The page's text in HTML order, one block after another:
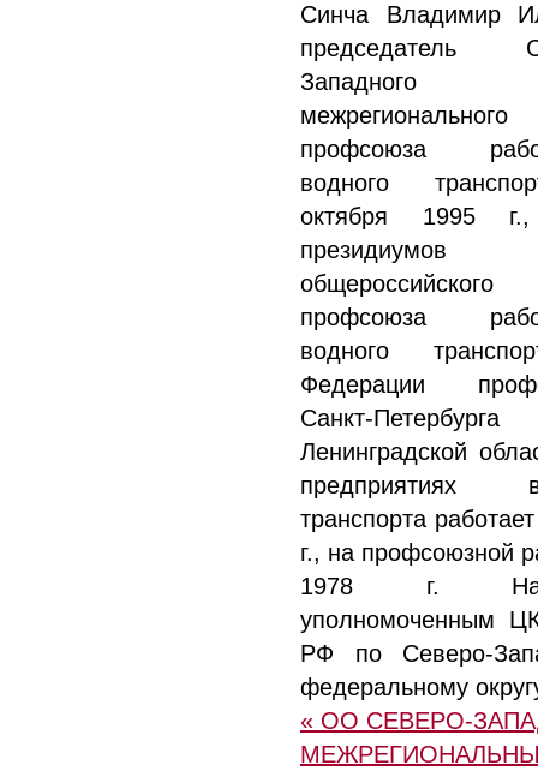
Синча Владимир
председатель
Западного
межрегионального
профсоюза
водного
октября 1995
общероссийского
профсоюза
водного
Федерации
Санкт-
Ленинградской
предприятиях
транспорта
г., на профсоюзной
1978 г.
уполномоченным
РФ по Северо-
федеральному
« ОО СЕВЕРО-